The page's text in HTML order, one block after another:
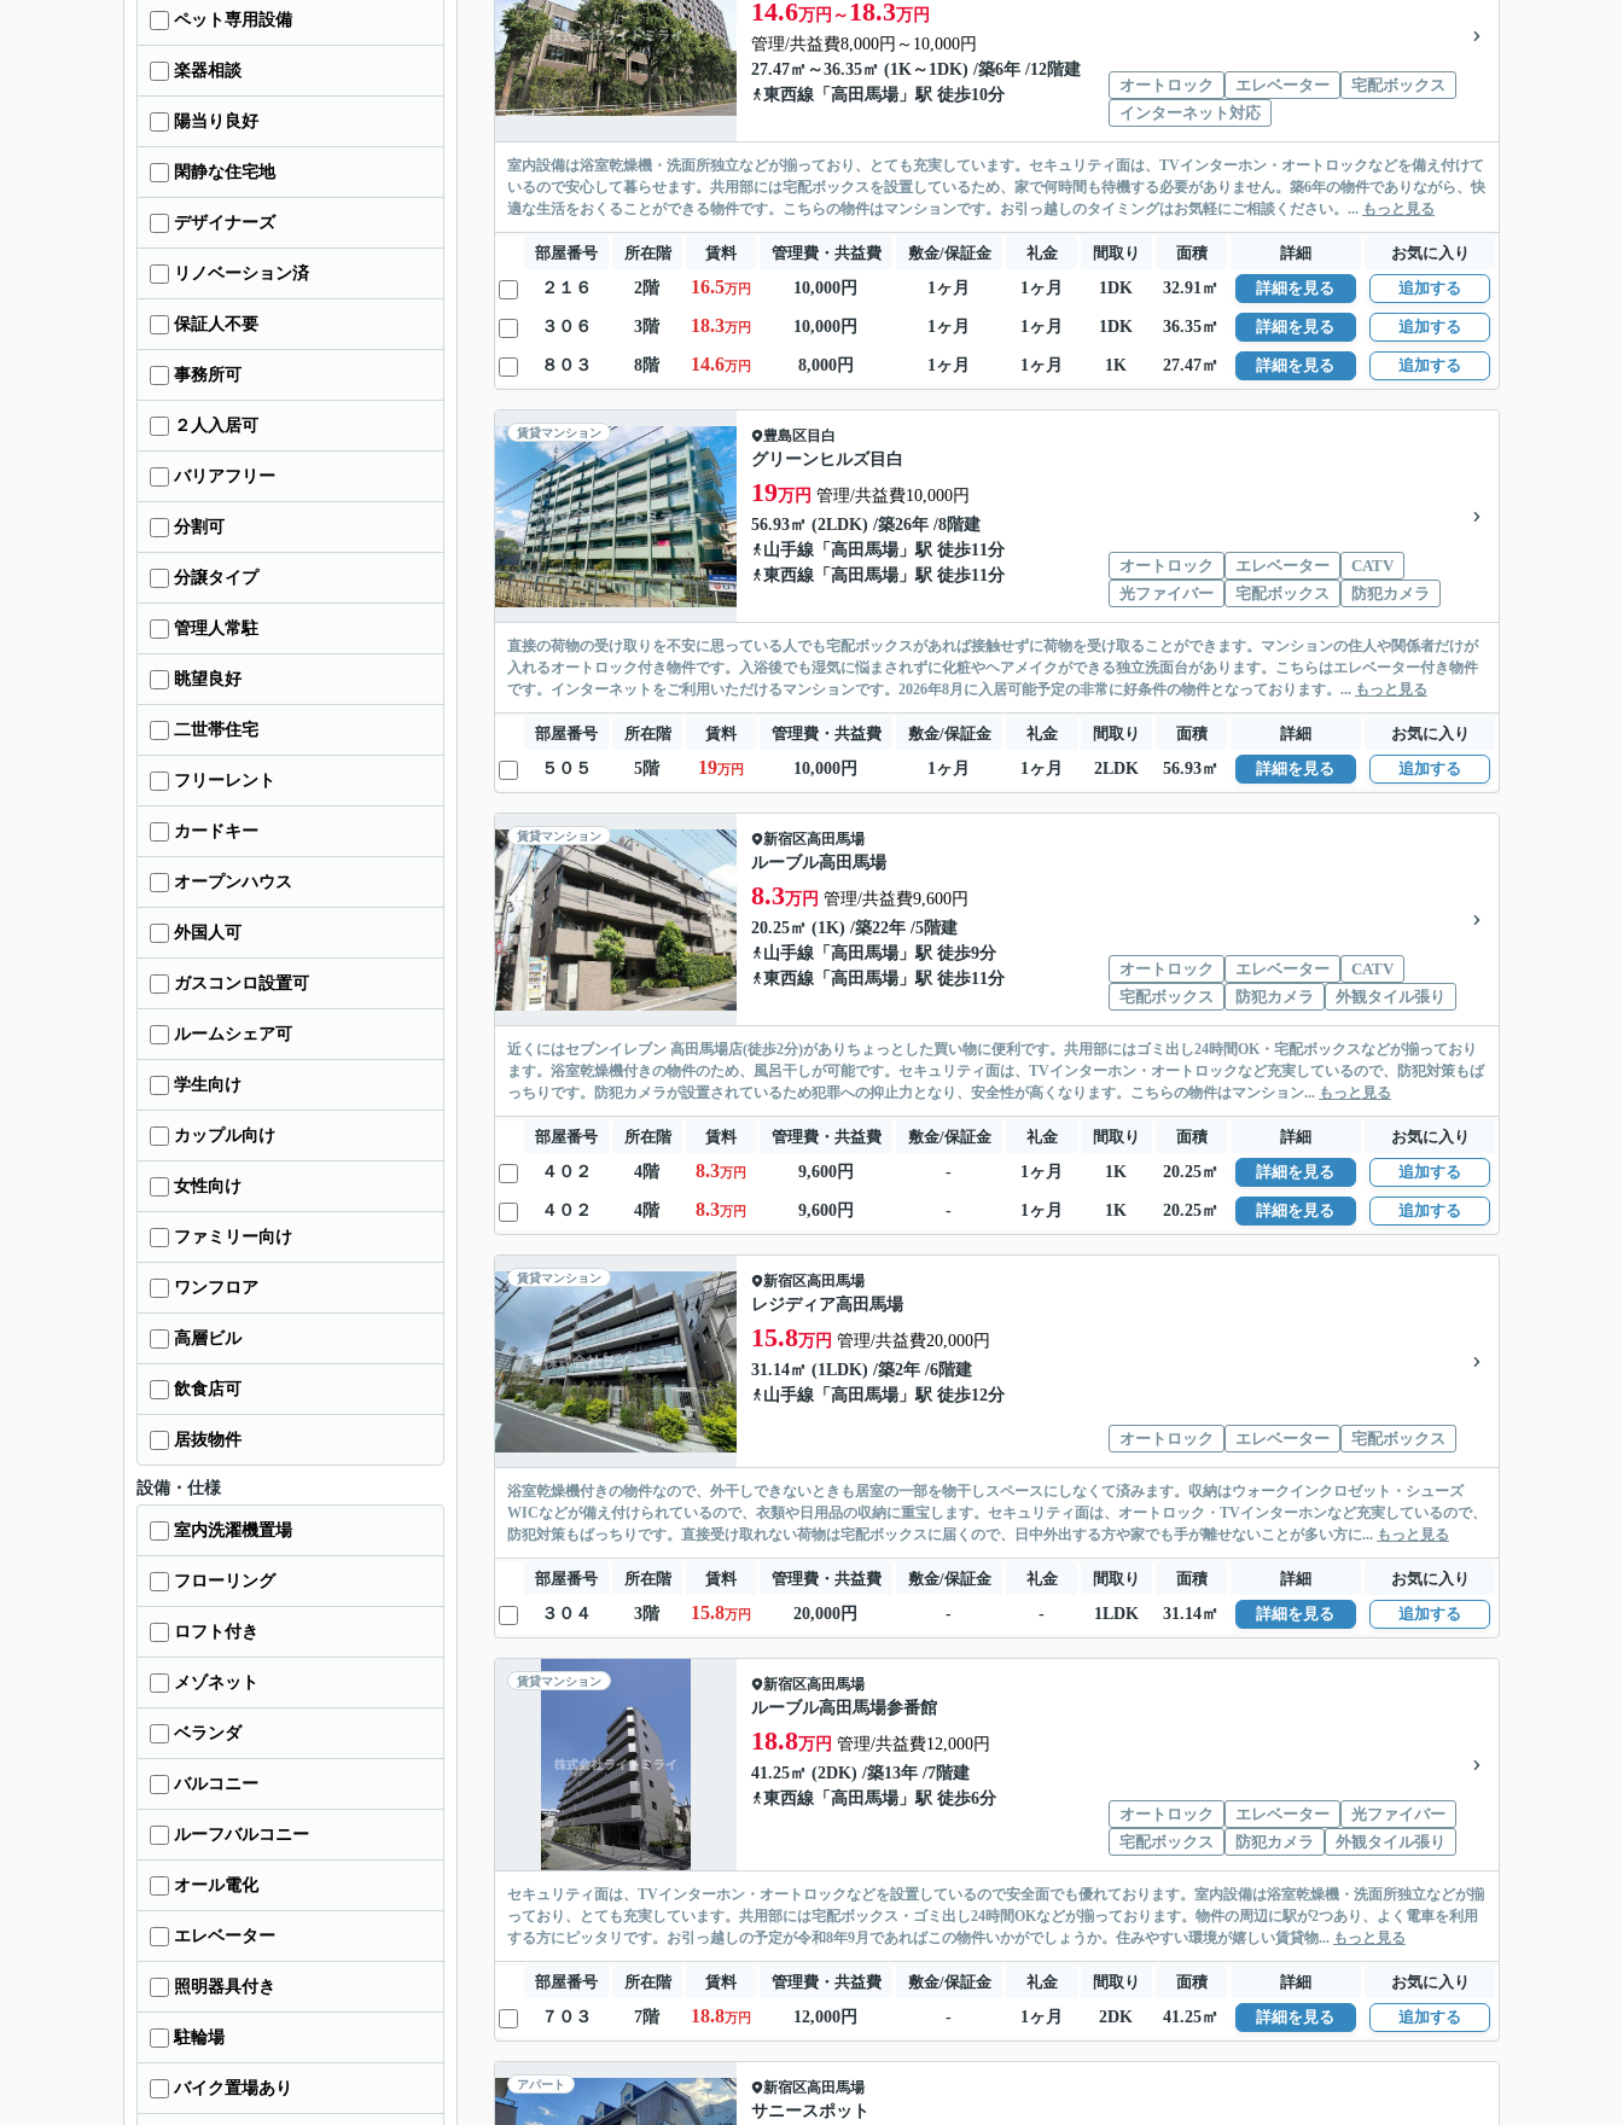
14.6万円～ 18.3万円
管理/共益費8,000円～10,000円
27.47㎡～36.35㎡ (1K～1DK) /築6年 /12階建
東西線 「 高田馬場」駅 徒歩10分
オートロック エレベーター
宅配ボックス
インターネット対応
室内設備は浴室乾燥機・洗面所独立などが揃っており、とても充実しています。セキュリティ面は、TVインターホン・オートロックなどを備え付けて
いるので安心して暮らせます。共用部には宅配ボックスを設置しているため、家で何時間も待機する必要がありません。築6年の物件でありながら、快
適な生活をおくることができる物件です。こちらの物件はマンションです。お引っ越しのタイミングはお気軽にご相談ください。... もっと見る
部屋番号 所在階 賃料 管理費・共益費 敷金/保証金 礼金 間取り 面積 詳細
お気に入り
２１６
2階 16.5万円 10,000円 1ヶ月 1ヶ月 1DK 32.91㎡ 詳細を見る 追加する
３０６ 3階 18.3万円 10,000円 1ヶ月 1ヶ月 1DK 36.35㎡ 詳細を見る 追加する
８０３ 8階 14.6万円 8,000円 1ヶ月 1ヶ月 1K 27.47㎡ 詳細を見る 追加する
賃貸マンション 豊島区 目白
グリーンヒルズ目白
19万円 管理/共益費10,000円
56.93㎡ (2LDK) /築26年 /8階建
山手線 「 高田馬場」駅 徒歩11分
東西線 「 高田馬場」駅 徒歩11分
オートロック エレベーター
CATV
光ファイバー
宅配ボックス 防犯カメラ
直接の荷物の受け取りを不安に思っている人でも宅配ボックスがあれば接触せずに荷物を受け取ることができます。マンションの住人や関係者だけが
入れるオートロック付き物件です。入浴後でも湿気に悩まされずに化粧やヘアメイクができる独立洗面台があります。こちらはエレベーター付き物件
です。インターネットをご利用いただけるマンションです。2026年8月に入居可能予定の非常に好条件の物件となっております。... もっと見る
部屋番号 所在階 賃料 管理費・共益費 敷金/保証金 礼金 間取り 面積 詳細
お気に入り
５０５
5階 19万円 10,000円 1ヶ月 1ヶ月 2LDK 56.93㎡ 詳細を見る 追加する
賃貸マンション 新宿区高田馬場
ルーブル高田馬場
8.3万円 管理/共益費9,600円
20.25㎡ (1K) /築22年 /5階建
山手線 「 高田馬場」駅 徒歩9分
東西線 「 高田馬場」駅 徒歩11分
オートロック エレベーター
CATV
宅配ボックス
防犯カメラ 外観タイル張り
近くにはセブンイレブン 高田馬場店(徒歩2分)がありちょっとした買い物に便利です。共用部にはゴミ出し24時間OK・宅配ボックスなどが揃っており
ます。浴室乾燥機付きの物件のため、風呂干しが可能です。セキュリティ面は、TVインターホン・オートロックなど充実しているので、防犯対策もば
っちりです。防犯カメラが設置されているため犯罪への抑止力となり、安全性が高くなります。こちらの物件はマンション... もっと見る
部屋番号 所在階 賃料 管理費・共益費 敷金/保証金 礼金 間取り 面積 詳細
お気に入り
４０２
4階 8.3万円 9,600円 - 1ヶ月 1K 20.25㎡ 詳細を見る 追加する
４０２ 4階 8.3万円 9,600円 - 1ヶ月 1K 20.25㎡ 詳細を見る 追加する
賃貸マンション 新宿区高田馬場
レジディア高田馬場
15.8万円 管理/共益費20,000円
31.14㎡ (1LDK) /築2年 /6階建
山手線 「 高田馬場」駅 徒歩12分
オートロック エレベーター 宅配ボックス
浴室乾燥機付きの物件なので、外干しできないときも居室の一部を物干しスペースにしなくて済みます。収納はウォークインクロゼット・シューズ
WICなどが備え付けられているので、衣類や日用品の収納に重宝します。セキュリティ面は、オートロック・TVインターホンなど充実しているので、
防犯対策もばっちりです。直接受け取れない荷物は宅配ボックスに届くので、日中外出する方や家でも手が離せないことが多い方に... もっと見る
部屋番号 所在階 賃料 管理費・共益費 敷金/保証金 礼金 間取り 面積 詳細
お気に入り
３０４
3階 15.8万円 20,000円 - - 1LDK 31.14㎡ 詳細を見る 追加する
賃貸マンション 新宿区高田馬場
ルーブル高田馬場参番館
18.8万円 管理/共益費12,000円
41.25㎡ (2DK) /築13年 /7階建
東西線 「 高田馬場」駅 徒歩6分
オートロック
エレベーター
光ファイバー
宅配ボックス
防犯カメラ 外観タイル張り
セキュリティ面は、TVインターホン・オートロックなどを設置しているので安全面でも優れております。室内設備は浴室乾燥機・洗面所独立などが揃
っており、とても充実しています。共用部には宅配ボックス・ゴミ出し24時間OKなどが揃っております。物件の周辺に駅が2つあり、よく電車を利用
する方にピッタリです。お引っ越しの予定が令和8年9月であればこの物件いかがでしょうか。住みやすい環境が嬉しい賃貸物... もっと見る
部屋番号 所在階 賃料 管理費・共益費 敷金/保証金 礼金 間取り 面積 詳細
お気に入り
７０３
7階 18.8万円 12,000円 - 1ヶ月 2DK 41.25㎡ 詳細を見る 追加する
アパート 新宿区高田馬場
サニースポット
ペット専用設備
楽器相談
陽当り良好
閑静な住宅地
デザイナーズ
リノベーション済
保証人不要
事務所可
２人入居可
バリアフリー
分割可
分譲タイプ
管理人常駐
眺望良好
二世帯住宅
フリーレント
カードキー
オープンハウス
外国人可
ガスコンロ設置可
ルームシェア可
学生向け
カップル向け
女性向け
ファミリー向け
ワンフロア
高層ビル
飲食店可
居抜物件
設備・仕様
室内洗濯機置場
フローリング
ロフト付き
メゾネット
ベランダ
バルコニー
ルーフバルコニー
オール電化
エレベーター
照明器具付き
駐輪場
バイク置場あり